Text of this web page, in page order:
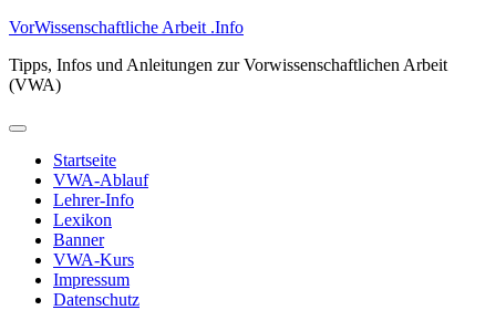
Zum
springen
VorWissenschaftliche Arbeit .Info
Tipps, Infos und Anleitungen zur Vorwissenschaftlichen Arbeit
(VWA)
Primäres
Startseite
VWA-Ablauf
Lehrer-Info
Lexikon
Banner
VWA-Kurs
Impressum
Datenschutz